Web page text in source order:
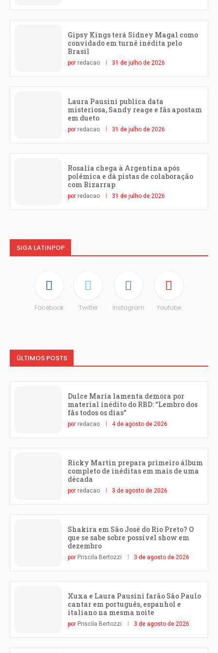
Gipsy Kings terá Sidney Magal como
convidado em turnê inédita pelo
Brasil
por redacao 31 de julho de 2026
Laura Pausini publica data
misteriosa, Sandy reage e fãs apostam
em dueto
por redacao 31 de julho de 2026
Rosalía chega à Argentina após
polêmica e dá pistas de colaboração
com Bizarrap
por redacao 31 de julho de 2026
SIGA LATINPOP
Facebook Twitter Instagram Youtube
ÚLTIMOS POSTS
Dulce María lamenta demora por
material inédito do RBD: “Lembro dos
fãs todos os dias”
por redacao 4 de agosto de 2026
Ricky Martin prepara primeiro álbum
completo de inéditas em mais de uma
década
por redacao 3 de agosto de 2026
Shakira em São José do Rio Preto? O
que se sabe sobre possível show em
dezembro
por Priscila Bertozzi 3 de agosto de 2026
Xuxa e Laura Pausini farão São Paulo
cantar em português, espanhol e
italiano na mesma noite
por Priscila Bertozzi 3 de agosto de 2026